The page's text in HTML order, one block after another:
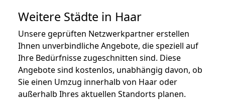
Weitere Städte in Haar
Unsere geprüften Netzwerkpartner erstellen
Ihnen unverbindliche Angebote, die speziell auf
Ihre Bedürfnisse zugeschnitten sind. Diese
Angebote sind kostenlos, unabhängig davon, ob
Sie einen Umzug innerhalb von Haar oder
außerhalb Ihres aktuellen Standorts planen.